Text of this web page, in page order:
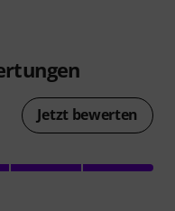
Jetzt bewerten